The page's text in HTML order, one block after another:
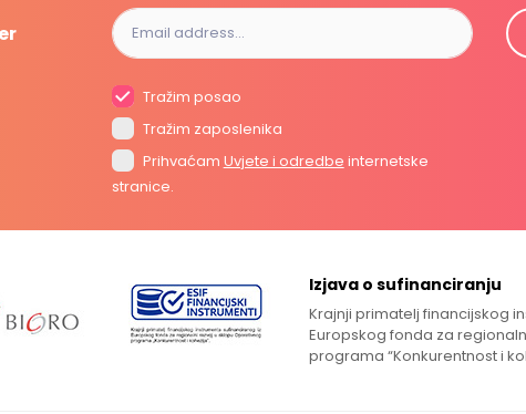
Tražim posao
Tražim zaposlenika
Prihvaćam Uvjete i odredbe internetske
stranice.
Izjava o sufinanciranju
Krajnji primatelj financijskog
Europskog fonda za
programa “Konkurentnost i